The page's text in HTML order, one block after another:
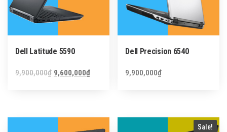
Dell Latitude 5590
9,900,000₫ Original
9,600,000₫Current
Dell Precision 6540
9,900,000₫
Sale!